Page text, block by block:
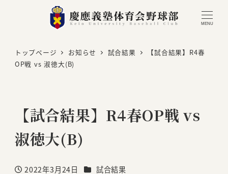
MENU
トップページ お知らせ 試合結果
【試合結果】R4春
OP戦 vs 淑徳大(B)
【試合結果】R4春OP戦 vs
淑徳大(B)
2022年3月24日 カテゴリー
試合結果